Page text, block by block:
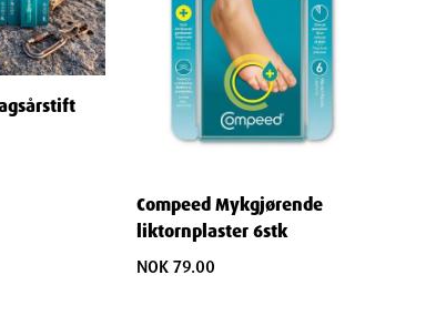
Compeed Mykgjørende
liktornplaster 6stk
NOK 79.00